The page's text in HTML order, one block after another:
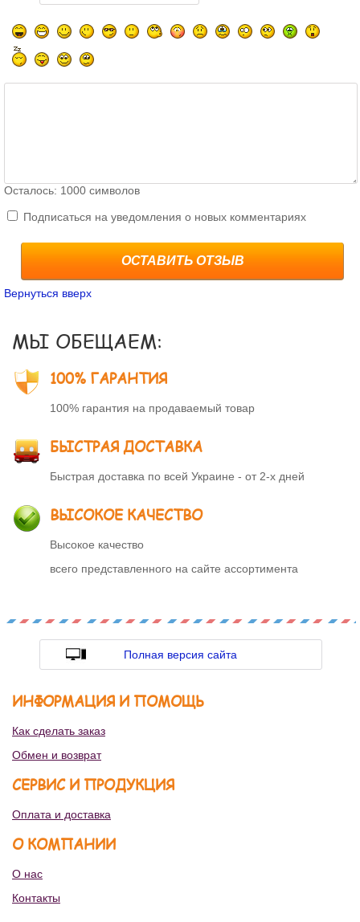
Осталось: 1000 символов
Подписаться на уведомления о новых комментариях
ОСТАВИТЬ ОТЗЫВ
Вернуться вверх
МЫ ОБЕЩАЕМ:
100% ГАРАНТИЯ
100% гарантия на продаваемый товар
БЫСТРАЯ ДОСТАВКА
Быстрая доставка по всей Украине - от 2-х дней
ВЫСОКОЕ КАЧЕСТВО
Высокое качество
всего представленного на сайте ассортимента
Полная версия сайта
ИНФОРМАЦИЯ И ПОМОЩЬ
Как сделать заказ
Обмен и возврат
СЕРВИС И ПРОДУКЦИЯ
Оплата и доставка
О КОМПАНИИ
О нас
Контакты